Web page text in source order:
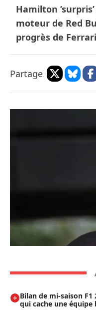
Hamilton
moteur de Red
progrès de Ferrari
Partage
Bilan de mi-saison
qui cache une